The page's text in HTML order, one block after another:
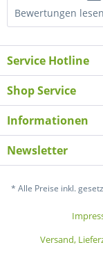
Bewertungen
Service Hotline
Shop Service
Informationen
Newsletter
* Alle Preise inkl.
Versand,